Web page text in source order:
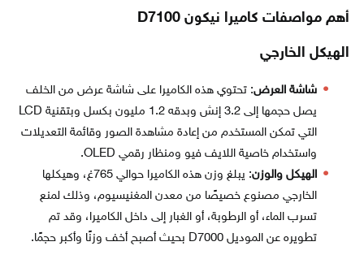
أهم مواصفات كاميرا نيكون D7100
الهيكل الخارجي
شاشة العرض: تحتوي هذه الكاميرا على شاشة عرض من الخلف
يصل حجمها إلى 3.2 إنش وبدقه 1.2 مليون بكسل وبتقنية LCD
التي تمكن المستخدم من إعادة مشاهدة الصور وقائمة التعديلات
واستخدام خاصية اللايف فيو ومنظار رقمي OLED.
الهيكل والوزن
: يبلغ وزن هذه الكاميرا حوالي 765غ، وهيكلها
الخارجي مصنوع خصيصًا من معدن المغنيسيوم، وذلك لمنع
تسرب الماء، أو الرطوبة، أو الغبار إلى داخل الكاميرا، وقد تم
تطويره عن الموديل D7000 بحيث أصبح أخف وزنًا وأكبر حجمًا.